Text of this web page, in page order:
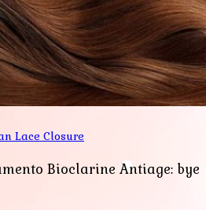
Lace Closure
Bioclarine Antiage: bye